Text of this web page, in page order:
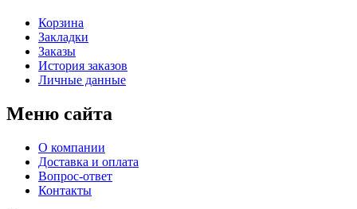
Корзина
Закладки
Заказы
История заказов
Личные данные
Меню сайта
О компании
Доставка и оплата
Вопрос-ответ
Контакты